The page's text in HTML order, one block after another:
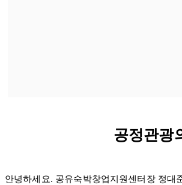
공정관광
안녕하세요. 공유숙박창업지원센터장 정대